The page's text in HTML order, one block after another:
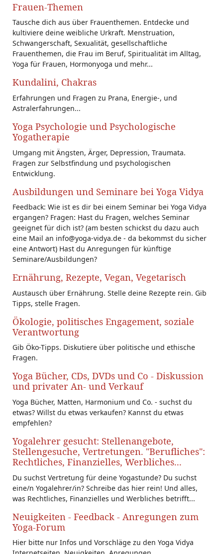
Frauen-Themen
Tausche dich aus über Frauenthemen. Entdecke und
kultiviere deine weibliche Urkraft. Menstruation,
Schwangerschaft, Sexualität, gesellschaftliche
Frauenthemen, die Frau im Beruf, Spiritualität im Alltag,
Yoga für Frauen, Hormonyoga und mehr...
Kundalini, Chakras
Erfahrungen und Fragen zu Prana, Energie-, und
Astralerfahrungen...
Yoga Psychologie und Psychologische
Yogatherapie
Umgang mit Ängsten, Ärger, Depression, Traumata.
Fragen zur Selbstfindung und psychologischen
Entwicklung.
Ausbildungen und Seminare bei Yoga Vidya
Feedback: Wie ist es dir bei einem Seminar bei Yoga Vidya
ergangen? Fragen: Hast du Fragen, welches Seminar
geeignet für dich ist? (am besten schickst du dazu auch
eine Mail an info@yoga-vidya.de - da bekommst du sicher
eine Antwort) Hast du Anregungen für künftige
Seminare/Ausbildungen?
Ernährung, Rezepte, Vegan, Vegetarisch
Austausch über Ernährung. Stelle deine Rezepte rein. Gib
Tipps, stelle Fragen.
Ökologie, politisches Engagement, soziale
Verantwortung
Gib Öko-Tipps. Diskutiere über politische und ethische
Fragen.
Yoga Bücher, CDs, DVDs und Co - Diskussion
und privater An- und Verkauf
Yoga Bücher, Matten, Harmonium und Co. - suchst du
etwas? Willst du etwas verkaufen? Kannst du etwas
empfehlen?
Yogalehrer gesucht: Stellenangebote,
Stellengesuche, Vertretungen. "Berufliches":
Rechtliches, Finanzielles, Werbliches...
Du suchst Vertretung für deine Yogastunde? Du suchst
eine/n Yogalehrer/in? Schreibe das hier rein! Und alles,
was Rechtliches, Finanzielles und Werbliches betrifft...
Neuigkeiten - Feedback - Anregungen zum
Yoga-Forum
Hier bitte nur Infos und Vorschläge zu den Yoga Vidya